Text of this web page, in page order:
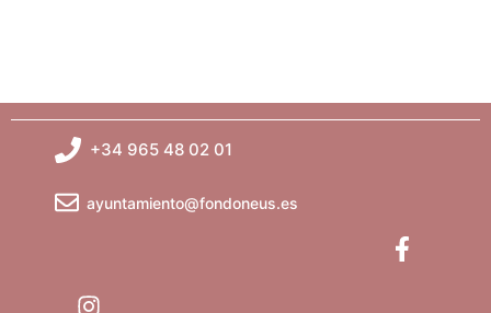
+34 965 48 02 01
ayuntamiento@fondoneus.es